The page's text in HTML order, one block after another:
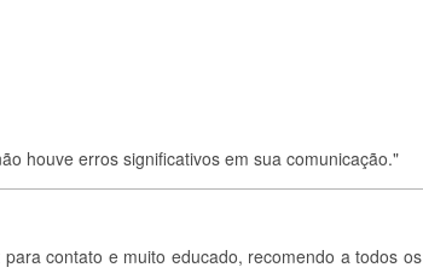
houve erros significativos em sua comunicação."
contato e muito educado, recomendo a todos os